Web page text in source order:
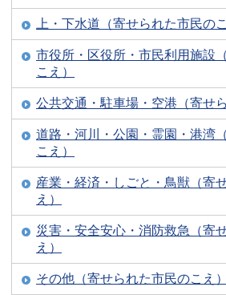
上・下水道（寄せられた市民のこ
市役所・区役所・市民利用施設
こえ）
公共交通・駐車場・空港（寄せ
道路・河川・公園・霊園・港湾
こえ）
産業・経済・しごと・鳥獣（寄
え）
災害・安全安心・消防救急（寄
え）
その他（寄せられた市民のこえ）